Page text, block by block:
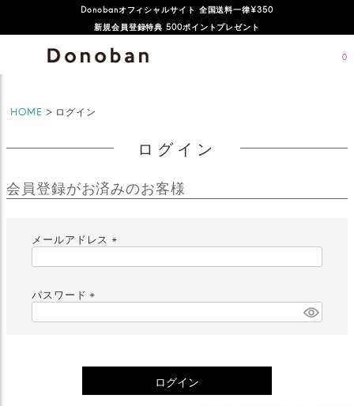
Donobanオフィシャルサイト 全国送料一律¥350
新規会員登録特典 500ポイントプレゼント
0
HOME ログイン
ログイン
会員登録がお済みのお客様
メールアドレス
)
パスワード
)
ログイン